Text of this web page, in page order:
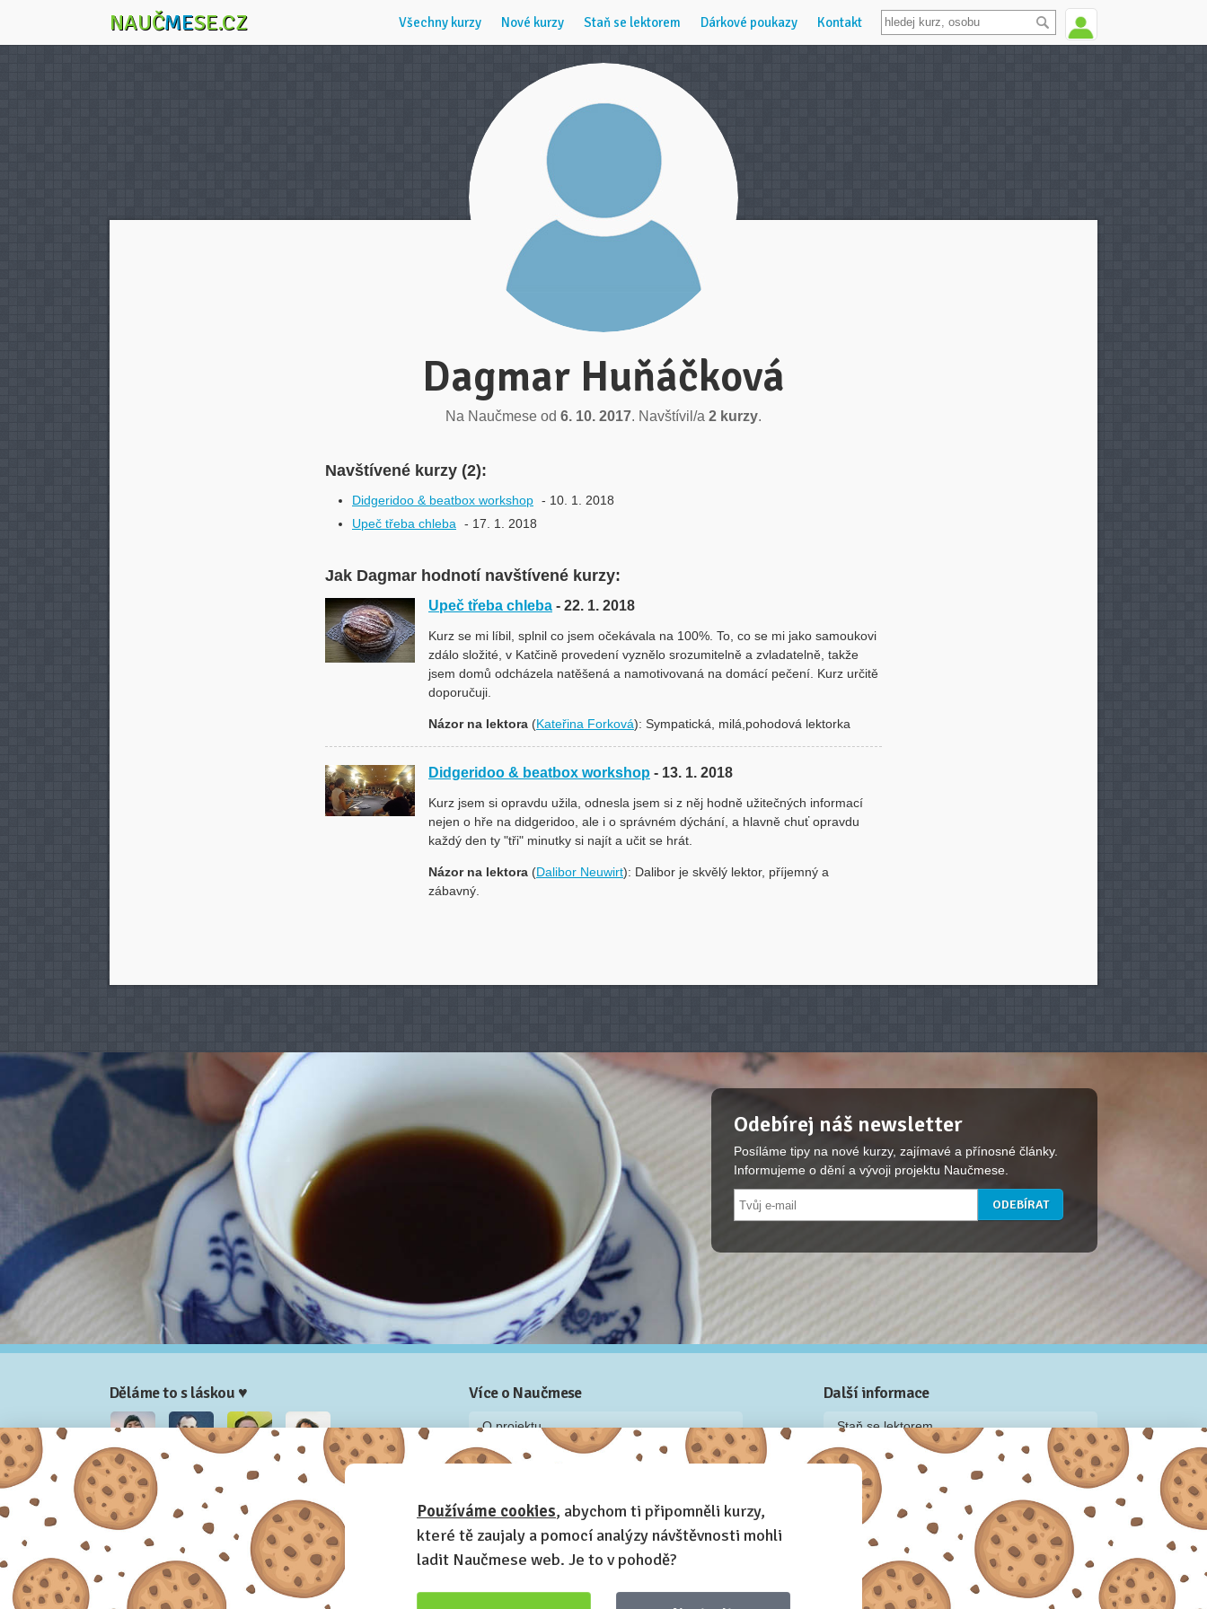
NAUČMESE.CZ Všechny kurzy Nové kurzy Staň se lektorem Dárkové poukazy Kontakt
Dagmar Huňáčková
Na Naučmese od 6. 10. 2017. Navštívil/a 2 kurzy.
Navštívené kurzy (2):
Didgeridoo & beatbox workshop - 10. 1. 2018
Upeč třeba chleba
- 17. 1. 2018
Jak Dagmar hodnotí navštívené kurzy:
Upeč třeba chleba - 22. 1. 2018
Kurz se mi líbil, splnil co jsem očekávala na 100%. To, co se mi jako samoukovi
zdálo složité, v Katčině provedení vyznělo srozumitelně a zvladatelně, takže
jsem domů odcházela natěšená a namotivovaná na domácí pečení. Kurz určitě
doporučuji.
Názor na lektora (Kateřina Forková): Sympatická, milá,pohodová lektorka
Didgeridoo & beatbox workshop - 13. 1. 2018
Kurz jsem si opravdu užila, odnesla jsem si z něj hodně užitečných informací
nejen o hře na didgeridoo, ale i o správném dýchání, a hlavně chuť opravdu
každý den ty "tři" minutky si najít a učit se hrát.
Názor na lektora (Dalibor Neuwirt): Dalibor je skvělý lektor, příjemný a
zábavný.
Odebírej náš newsletter
Posíláme tipy na nové kurzy, zajímavé a přínosné články.
Informujeme o dění a vývoji projektu Naučmese.
Děláme to s láskou ♥
Nela Josef Honza
Více o Naučmese
O projektu
Blog: recenze z kurzů, rozhovory a články
Příběh Naučmese
Naučmese festivaly
Náš systém pro vaši firmu
Prostory pro pořádání kurzů
Další informace
Staň se lektorem
Video: Jak připravit kurz na Naučmese
Často kladené dotazy
Dárkové poukazy
Podmínky užívání
Obchodní podmínky
Zásady používání cookie souborů
Používáme cookies, abychom ti připomněli kurzy,
které tě zaujaly a pomocí analýzy návštěvnosti mohli
ladit Naučmese web. Je to v pohodě?